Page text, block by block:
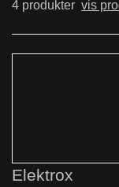
4 produkter vis
Elektrox